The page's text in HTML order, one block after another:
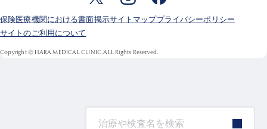
保険医療機関における書面掲示サイトマッププライバシーポリシー
サイトのご利用について
Copyright © HARA MEDICAL CLINIC.ALL Rights Reserved.